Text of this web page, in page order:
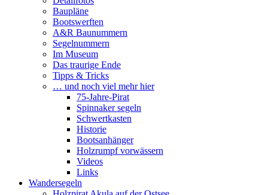
Baupläne
Bootswerften
A&R Baunummern
Segelnummern
Im Museum
Das traurige Ende
Tipps & Tricks
… und noch viel mehr hier
75-Jahre-Pirat
Spinnaker segeln
Schwertkasten
Historie
Bootsanhänger
Holzrumpf vorwässern
Videos
Links
Wandersegeln